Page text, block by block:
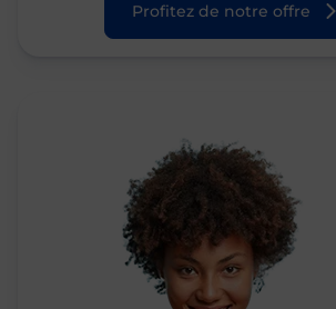
Profitez de notre offre